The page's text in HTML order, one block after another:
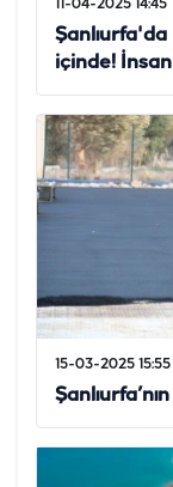
11-04-2025 14:45
içinde!
15-03-2025 15:55